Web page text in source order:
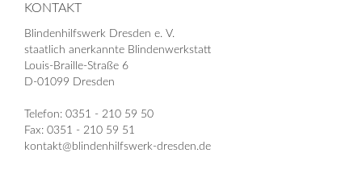
KONTAKT
Blindenhilfswerk Dresden e. V.
staatlich anerkannte Blindenwerkstatt
Louis-Braille-Straße 6
D-01099 Dresden
Telefon: 0351 - 210 59 50
Fax: 0351 - 210 59 51
kontakt@blindenhilfswerk-dresden.de